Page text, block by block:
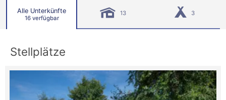
Alle Unterkünfte
16 verfügbar
13 3
Stellplätze